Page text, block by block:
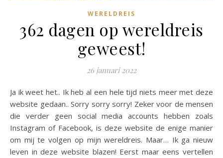
WERELDREIS
362 dagen op wereldreis
geweest!
26 januari 2022
Ja ik weet het.. Ik heb al een hele tijd niets meer met deze
website gedaan.. Sorry sorry sorry! Zeker voor de mensen
die verder geen social media accounts hebben zoals
Instagram of Facebook, is deze website de enige manier
om mij te volgen op mijn wereldreis. Maar… Ik ga nieuw
leven in deze website blazen! Eerst maar eens vertellen